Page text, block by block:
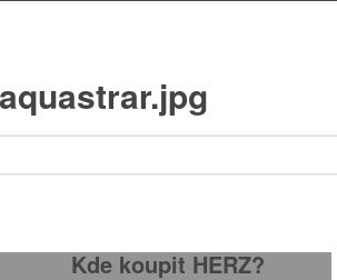
2025 / 0 Komentáře / přidalroot
Kde koupit HERZ?